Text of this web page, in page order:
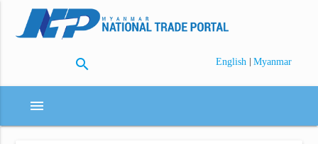
search English | Myanmar
menu